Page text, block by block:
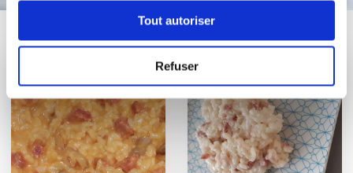
Tout autoriser
Refuser
Vous aimerez aussi ...